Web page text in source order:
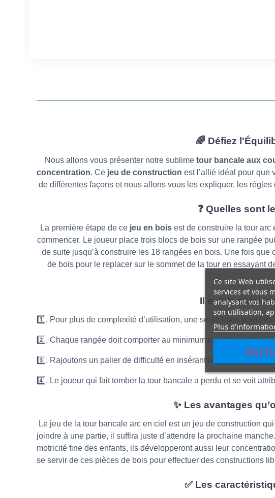
Ce site Web
services et vous
analysant vos
son utilisation,
Plus
🌈 Défiez
Nous allons vous présenter notre sublime tour bancale aux
concentration. Ce jeu de construction est l’allié idéal pour que
de différentes façons et nous allons vous les expliquer, les règles
❓ Quelles sont
La première étape de ce jeu en bois est de construire la tour
commencer. Le joueur place trois blocs de bois sur une rangée
de suite jusqu’à construire les 18 rangées en bois. Une fois que
de bois pour le replacer sur le sommet de la tour en essayant
Il existe
1️⃣. Pour plus de complexité d’utilisation, une seule main peut
2️⃣. Chaque rangée doit comporter au minimum un bloc de bois.
3️⃣. Rajoutons un palier de difficulté en insérant le dé dans la
4️⃣. Le joueur qui fait tomber la tour bancale a perdu et se voit
✨ Les avantages
Le jeu de la tour bancale arc en ciel est un jeu de construction
joindre à une partie, il suffira juste d’attendre la prochaine
motricité fine des enfants, ils développeront aussi leur
se servir de ces pièces de bois pour effectuer des constructions
✅ Les